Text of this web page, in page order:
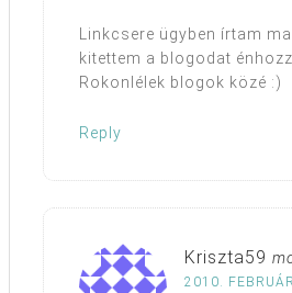
Linkcsere ügyben írtam
kitettem a blogodat
Rokonlélek blogok közé :)
Reply
Kriszta59
2010.